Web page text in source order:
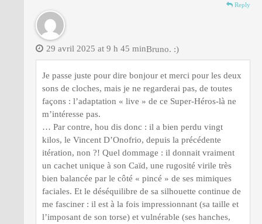
Reply
Bruno. :)
29 avril 2025 at 9 h 45 min
Je passe juste pour dire bonjour et merci pour les deux
sons de cloches, mais je ne regarderai pas, de toutes
façons : l’adaptation « live » de ce Super-Héros-là ne
m’intéresse pas.
… Par contre, hou dis donc : il a bien perdu vingt
kilos, le Vincent D’Onofrio, depuis la précédente
itération, non ?! Quel dommage : il donnait vraiment
un cachet unique à son Caïd, une rugosité virile très
bien balancée par le côté « pincé » de ses mimiques
faciales. Et le déséquilibre de sa silhouette continue de
me fasciner : il est à la fois impressionnant (sa taille et
l’imposant de son torse) et vulnérable (ses hanches,